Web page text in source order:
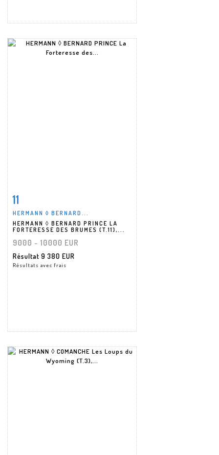
11
HERMANN ◊ BERNARD...
HERMANN ◊ BERNARD PRINCE LA
FORTERESSE DES BRUMES (T.11),...
9000 - 10000 EUR
Résultat 9 380 EUR
Résultats avec frais